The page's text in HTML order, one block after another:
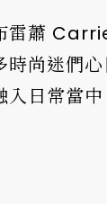
雷蕭
尚迷們
日常當中